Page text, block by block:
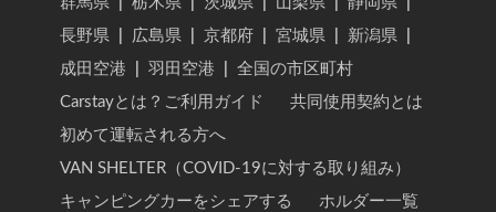
長野県
広島県 京都府 宮城県 新潟県
成田空港
羽田空港
全国の市区町村
Carstayとは？ご利用ガイド
共同使用契約とは
初めて運転される方へ
VAN SHELTER（COVID-19に対する取り組み）
キャンピングカーをシェアする
ホルダー一覧